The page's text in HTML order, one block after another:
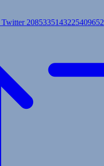
Twitter 2085335143225409652